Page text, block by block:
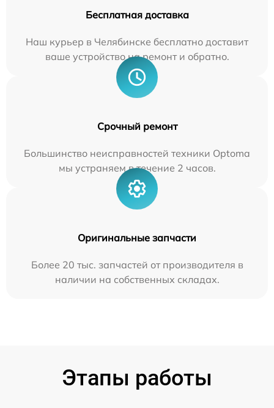
Бесплатная доставка
Наш курьер в Челябинске бесплатно доставит
ваше устройство на ремонт и обратно.
Срочный ремонт
Большинство неисправностей техники Optoma
мы устраняем в течение 2 часов.
Оригинальные запчасти
Более 20 тыс. запчастей от производителя в
наличии на собственных складах.
Этапы работы